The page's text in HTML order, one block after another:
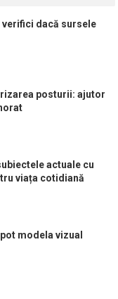
verifici dacă sursele
posturii: ajutor
actuale cu
viața cotidiană
modela vizual